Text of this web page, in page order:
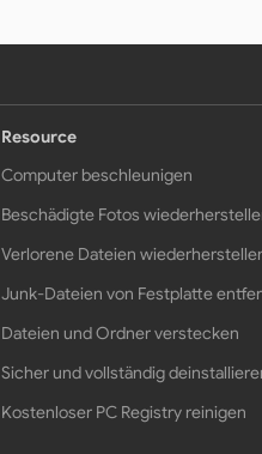
Resource
Computer beschleunigen
Beschädigte Fotos
Verlorene Dateien
Junk-Dateien von Festplatte
Dateien und Ordner verstecken
Sicher und vollständig
Kostenloser PC Registry reinigen